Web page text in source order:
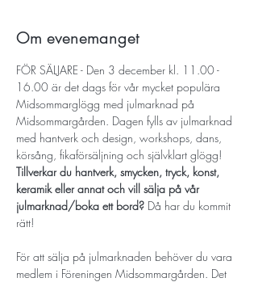
Om evenemanget
FÖR SÄLJARE - Den 3 december kl. 11.00 -
16.00 är det dags för vår mycket populära
Midsommarglögg med julmarknad på
Midsommargården. Dagen fylls av julmarknad
med hantverk och design, workshops, dans,
körsång, fikaförsäljning och självklart glögg!
Tillverkar du hantverk, smycken, tryck, konst,
keramik eller annat och vill sälja på vår
julmarknad/boka ett bord? Då har du kommit
rätt!
För att sälja på julmarknaden behöver du vara
medlem i Föreningen Midsommargården. Det